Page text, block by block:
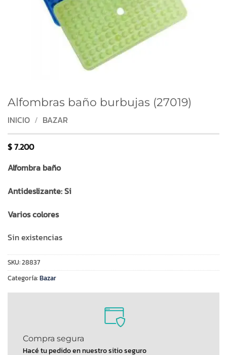
Alfombras baño burbujas (27019)
INICIO / BAZAR
$7.200
Alfombra baño
Antideslizante: Si
Varios colores
Sin existencias
SKU:28837
Categoría:Bazar
Compra segura
Hacé tu pedido en nuestro sitio seguro